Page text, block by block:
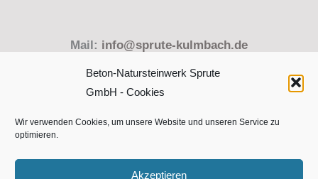
Beton-Natursteinwerk Sprute
GmbH - Cookies
Wir verwenden Cookies, um unsere Website und unseren Service zu
optimieren.
Akzeptieren
Mail: info@sprute-kulmbach.de
Copyright © 2026 Beton-Natursteinwerk Sprute GmbH,
Kulmbach